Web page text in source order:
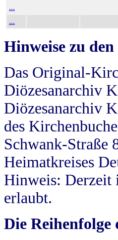
...
...
Hinweise zu
Das Original-
Diözesanarchiv
Diözesanarchiv
des
Schwank-Straße
Heimatkreises
Hinweis: Derzeit
erlaubt.
Die Reihenfolge